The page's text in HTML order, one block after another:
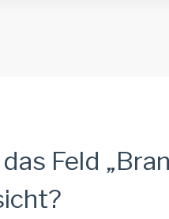
Feld